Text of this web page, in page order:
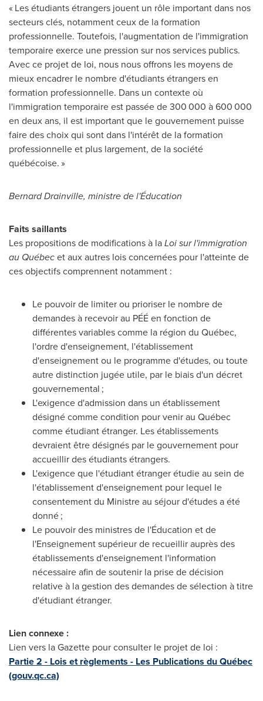
« Les étudiants étrangers jouent un rôle important dans nos
secteurs clés, notamment ceux de la formation
professionnelle. Toutefois, l'augmentation de l'immigration
temporaire exerce une pression sur nos services publics.
Avec ce projet de loi, nous nous offrons les moyens de
mieux encadrer le nombre d'étudiants étrangers en
formation professionnelle. Dans un contexte où
l'immigration temporaire est passée de 300 000 à 600 000
en deux ans, il est important que le gouvernement puisse
faire des choix qui sont dans l'intérêt de la formation
professionnelle et plus largement, de la société
québécoise. »
Bernard Drainville, ministre de l'Éducation
Faits saillants
Les propositions de modifications à laLoi sur l'immigration
au Québecet aux autres lois concernées pour l'atteinte de
ces objectifs comprennent notamment :
Le pouvoir de limiter ou prioriser le nombre de
demandes à recevoir au PÉÉ en fonction de
différentes variables comme la région du Québec,
l'ordre d'enseignement, l'établissement
d'enseignement ou le programme d'études, ou toute
autre distinction jugée utile, par le biais d'un décret
gouvernemental ;
L'exigence d'admission dans un établissement
désigné comme condition pour venir au Québec
comme étudiant étranger. Les établissements
devraient être désignés par le gouvernement pour
accueillir des étudiants étrangers.
L'exigence que l'étudiant étranger étudie au sein de
l'établissement d'enseignement pour lequel le
consentement du Ministre au séjour d'études a été
donné ;
Le pouvoir des ministres de l'Éducation et de
l'Enseignement supérieur de recueillir auprès des
établissements d'enseignement l'information
nécessaire afin de soutenir la prise de décision
relative à la gestion des demandes de sélection à titre
d'étudiant étranger.
Lien connexe :
Lien vers la Gazette pour consulter le projet de loi :
Partie 2 - Lois et règlements - Les Publications du Québec
(gouv.qc.ca)